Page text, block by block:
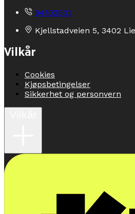
94102501
Kjellstadveien 5, 3402
Vilkår
Cookies
Kjøpsbetingelser
Sikkerhet og personvern